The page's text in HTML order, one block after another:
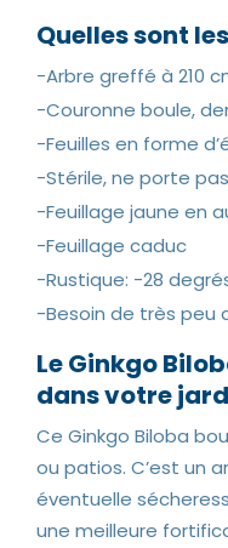
Quelles sont
-Arbre greffé à 210
-Couronne boule,
-Feuilles en forme
-Stérile, ne porte
-Feuillage jaune en
-Feuillage caduc
-Rustique: -28
-Besoin de très peu
Le Ginkgo
dans votre
Ce Ginkgo Biloba
ou patios. C’est un
éventuelle
une meilleure